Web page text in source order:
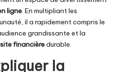
ligne. En multipliant les
il a rapidement compris le
grandissante et la
financièredurable.
la